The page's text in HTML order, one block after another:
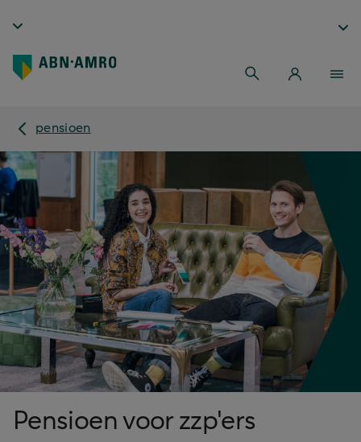
pensioen
Pensioen voor zzp'ers